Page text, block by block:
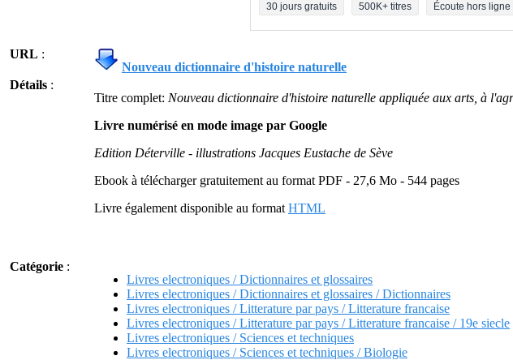
30 jours gratuits 500K+ titres Écoute hors ligne
URL :
Nouveau dictionnaire d'histoire naturelle
Détails :
Titre complet: Nouveau dictionnaire d'histoire naturelle appliquée aux arts, à
Livre numérisé en mode image par Google
Edition Déterville - illustrations Jacques Eustache de Sève
Ebook à télécharger gratuitement au format PDF - 27,6 Mo - 544 pages
Livre également disponible au format HTML
Catégorie :
Livres electroniques / Dictionnaires et glossaires
Livres electroniques / Dictionnaires et glossaires / Dictionnaires
Livres electroniques / Litterature par pays / Litterature francaise
Livres electroniques / Litterature par pays / Litterature francaise / 19e siecle
Livres electroniques / Sciences et techniques
Livres electroniques / Sciences et techniques / Biologie